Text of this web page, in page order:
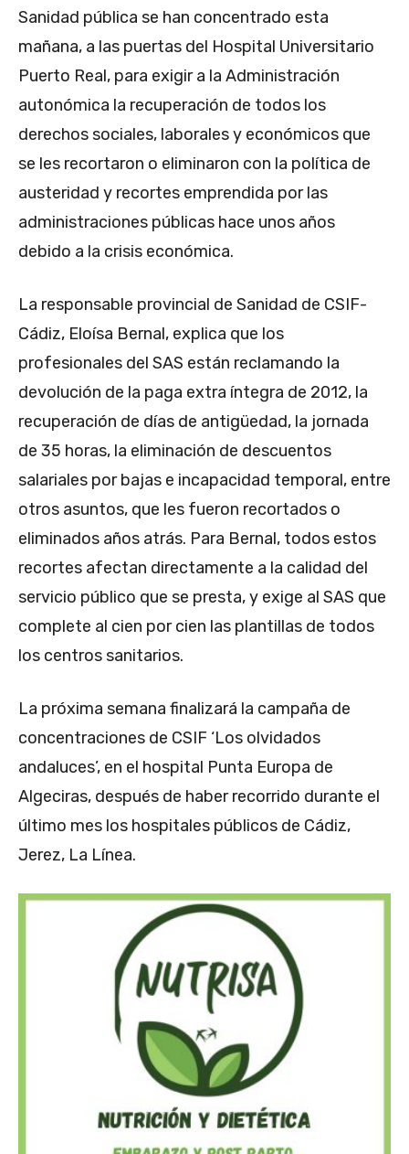
Sanidad pública se han concentrado esta
mañana, a las puertas del Hospital Universitario
Puerto Real, para exigir a la Administración
autonómica la recuperación de todos los
derechos sociales, laborales y económicos que
se les recortaron o eliminaron con la política de
austeridad y recortes emprendida por las
administraciones públicas hace unos años
debido a la crisis económica.
La responsable provincial de Sanidad de CSIF-
Cádiz, Eloísa Bernal, explica que los
profesionales del SAS están reclamando la
devolución de la paga extra íntegra de 2012, la
recuperación de días de antigüedad, la jornada
de 35 horas, la eliminación de descuentos
salariales por bajas e incapacidad temporal, entre
otros asuntos, que les fueron recortados o
eliminados años atrás. Para Bernal, todos estos
recortes afectan directamente a la calidad del
servicio público que se presta, y exige al SAS que
complete al cien por cien las plantillas de todos
los centros sanitarios.
La próxima semana finalizará la campaña de
concentraciones de CSIF ‘Los olvidados
andaluces’, en el hospital Punta Europa de
Algeciras, después de haber recorrido durante el
último mes los hospitales públicos de Cádiz,
Jerez, La Línea.